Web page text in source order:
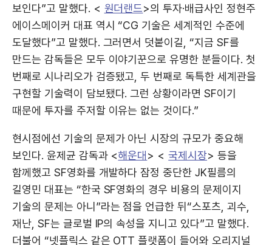
보인다”고 말했다. < 원더랜드>의 투자·배급사인 정현주
에이스메이커 대표 역시 “CG 기술은 세계적인 수준에
도달했다”고 말했다. 그러면서 덧붙이길, “지금 SF를
만드는 감독들은 모두 이야기꾼으로 유명한 분들이다. 첫
번째로 시나리오가 검증됐고, 두 번째로 독특한 세계관을
구현할 기술력이 담보됐다. 그런 상황이라면 SF이기
때문에 투자를 주저할 이유는 없는 것이다.”
현시점에선 기술의 문제가 아닌 시장의 규모가 중요해
보인다. 윤제균 감독과 <해운대 > < 국제시장> 등을
함께했고 SF영화를 개발하다 잠정 중단한 JK필름의
길영민 대표는 “한국 SF영화의 경우 비용의 문제이지
기술의 문제는 아니”라는 점을 언급한 뒤“스포츠, 괴수,
재난, SF는 글로벌 IP의 속성을 지니고 있다”고 말했다.
더불어 “넷플릭스 같은 OTT 플랫폼이 들어와 오리지널